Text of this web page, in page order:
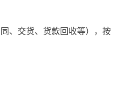
、交货、货款回收等），按